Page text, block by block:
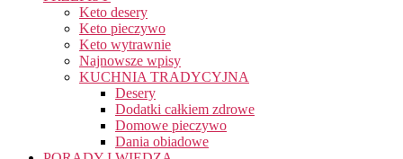
Keto desery
Keto pieczywo
Keto wytrawnie
Najnowsze wpisy
KUCHNIA TRADYCYJNA
Desery
Dodatki całkiem zdrowe
Domowe pieczywo
Dania obiadowe